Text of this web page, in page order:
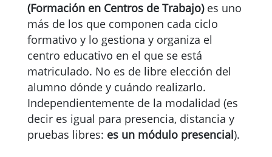
(Formación en Centros de Trabajo)es uno
más de los que componen cada ciclo
formativo y lo gestiona y organiza el
centro educativo en el que se está
matriculado. No es de libre elección del
alumno dónde y cuándo realizarlo.
Independientemente de la modalidad (es
decir es igual para presencia, distancia y
pruebas libres: es un módulo presencial).